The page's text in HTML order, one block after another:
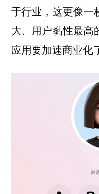
于行业，这更像一
大、用户黏性最高
应用要加速商业化